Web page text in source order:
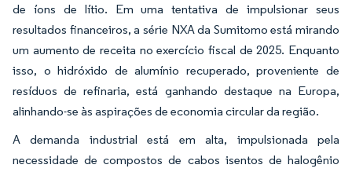
de íons de lítio. Em uma tentativa de impulsionar seus
resultados financeiros, a série NXA da Sumitomo está mirando
um aumento de receita no exercício fiscal de 2025. Enquanto
isso, o hidróxido de alumínio recuperado, proveniente de
resíduos de refinaria, está ganhando destaque na Europa,
alinhando-se às aspirações de economia circular da região.
A demanda industrial está em alta, impulsionada pela
necessidade de compostos de cabos isentos de halogênio